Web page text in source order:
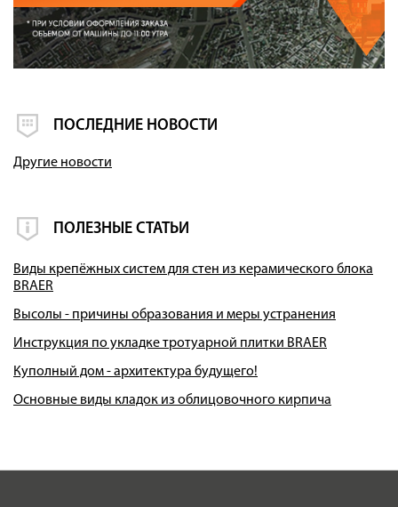
ПОСЛЕДНИЕ НОВОСТИ
Другие новости
ПОЛЕЗНЫЕ СТАТЬИ
Виды крепёжных систем для стен из керамического блока
BRAER
Высолы - причины образования и меры устранения
Инструкция по укладке тротуарной плитки BRAER
Куполный дом - архитектура будущего!
Основные виды кладок из облицовочного кирпича